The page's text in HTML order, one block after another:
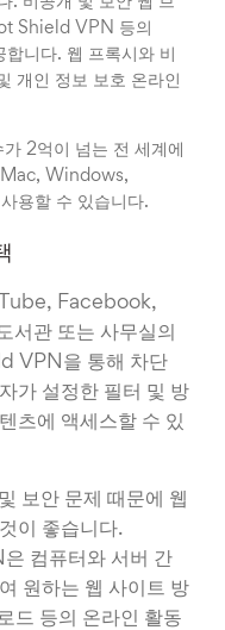
Shield VPN 등의
니다. 웹 프록시와 비
개인 정보 보호 온라인
2억이 넘는 전 세계에
Mac, Windows,
용할 수 있습니다.
Facebook,
서관 또는 사무실의
VPN을 통해 차단
가 설정한 필터 및 방
츠에 액세스할 수 있
보안 문제 때문에 웹
이 좋습니다.
컴퓨터와 서버 간
원하는 웹 사이트 방
드 등의 온라인 활동